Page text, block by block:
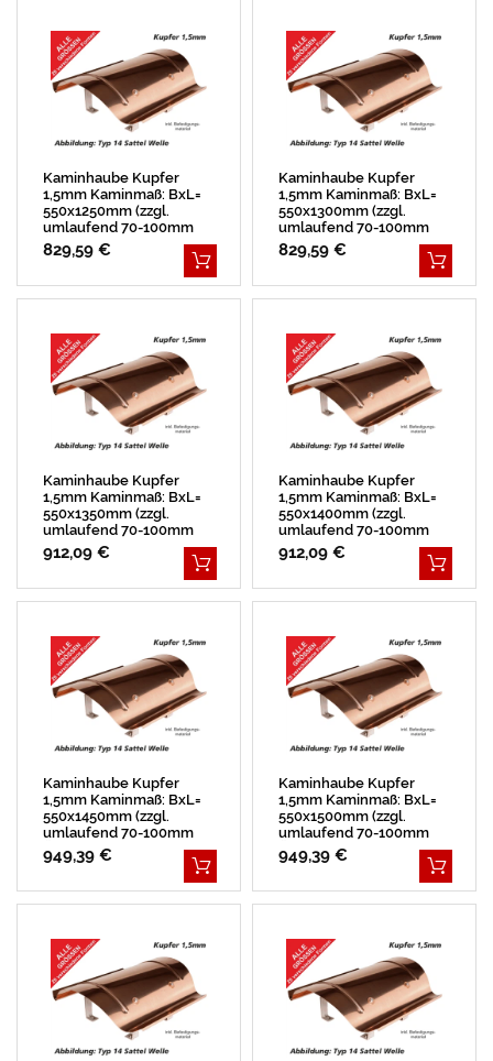
Kaminhaube Kupfer
1,5mm Kaminmaß: BxL=
550x1250mm (zzgl.
umlaufend 70-100mm
Überstand)
829,59 €
Kaminhaube Kupfer
1,5mm Kaminmaß: BxL=
550x1300mm (zzgl.
umlaufend 70-100mm
Überstand)
829,59 €
Kaminhaube Kupfer
1,5mm Kaminmaß: BxL=
550x1350mm (zzgl.
umlaufend 70-100mm
Überstand)
912,09 €
Kaminhaube Kupfer
1,5mm Kaminmaß: BxL=
550x1400mm (zzgl.
umlaufend 70-100mm
Überstand)
912,09 €
Kaminhaube Kupfer
1,5mm Kaminmaß: BxL=
550x1450mm (zzgl.
umlaufend 70-100mm
Überstand)
949,39 €
Kaminhaube Kupfer
1,5mm Kaminmaß: BxL=
550x1500mm (zzgl.
umlaufend 70-100mm
Überstand)
949,39 €